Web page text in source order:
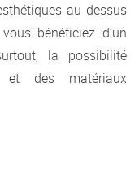
au dessus
bénéficiez d'un
la possibilité
et des matériaux